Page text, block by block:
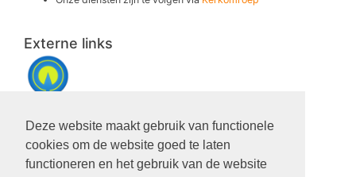
Deze website maakt gebruik van functionele
cookies om de website goed te laten
functioneren en het gebruik van de website
Externe links
Kerkdienst
09-08-2026 om 9.30